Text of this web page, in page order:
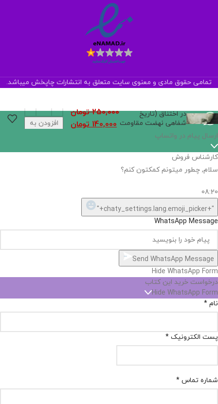
تمامی حقوق مادی و معنوی سایت متعلق به انتشارات چاپخش میباشد.
در اختناق (تاریخ
شفاهی نهضت مقاومت
ملی ایران)
250,000 تومان
140,000 تومان
افزودن به
ارسال پیام در واتساپ
کارشناس فروش
سلام, چطور میتونم کمکتون کنم؟
08:20
"+chaty_settings.lang.emoji_picker+"
WhatsApp Message
Send WhatsApp Message
Hide WhatsApp Form
درخواست خرید این کتاب
Hide WhatsApp Form
نام *
پست الکترونیک *
شماره تماس *